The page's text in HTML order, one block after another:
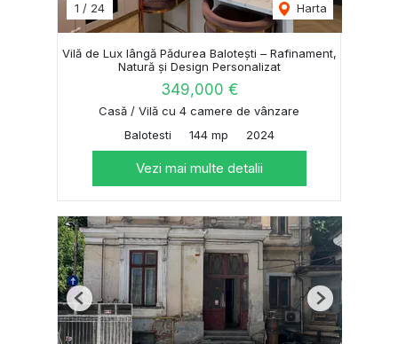
1 / 24 Harta
Vilă de Lux lângă Pădurea Balotești – Rafinament,
Natură și Design Personalizat
349,000 €
Casă / Vilă cu 4 camere de vânzare
Balotesti
144 mp 2024
Vezi mai multe detalii
Previous Next